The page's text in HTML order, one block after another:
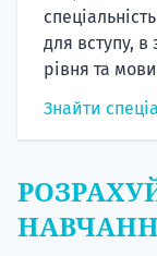
для вступу, в
рівня та
Знайти